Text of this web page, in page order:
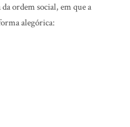
ordem social, em que a
alegórica: